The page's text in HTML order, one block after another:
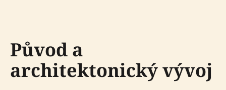
Původ a
architektonický vývoj